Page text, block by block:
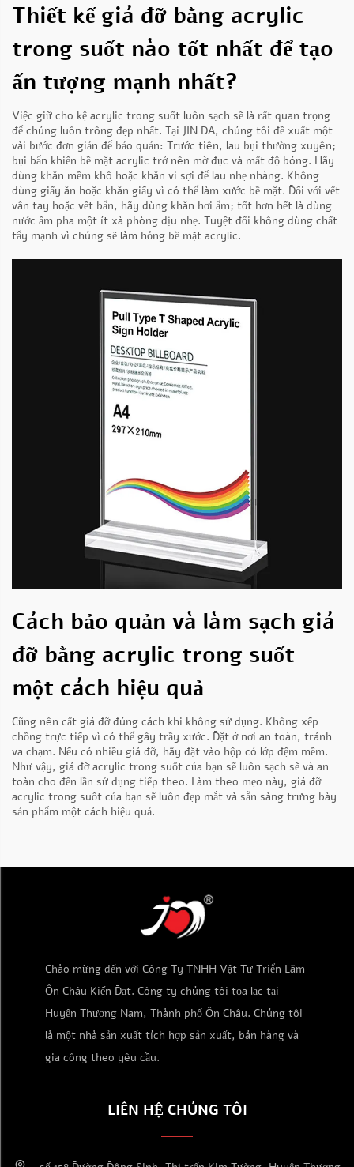
Thiết kế giá đỡ bằng acrylic
trong suốt nào tốt nhất để tạo
ấn tượng mạnh nhất?
Việc giữ cho kệ acrylic trong suốt luôn sạch sẽ là rất quan trọng
để chúng luôn trông đẹp nhất. Tại JIN DA, chúng tôi đề xuất một
vài bước đơn giản để bảo quản: Trước tiên, lau bụi thường xuyên;
bụi bẩn khiến bề mặt acrylic trở nên mờ đục và mất độ bóng. Hãy
dùng khăn mềm khô hoặc khăn vi sợi để lau nhẹ nhàng. Không
dùng giấy ăn hoặc khăn giấy vì có thể làm xước bề mặt. Đối với vết
vân tay hoặc vết bẩn, hãy dùng khăn hơi ẩm; tốt hơn hết là dùng
nước ấm pha một ít xà phòng dịu nhẹ. Tuyệt đối không dùng chất
tẩy mạnh vì chúng sẽ làm hỏng bề mặt acrylic.
Cách bảo quản và làm sạch giá
đỡ bằng acrylic trong suốt
một cách hiệu quả
Cũng nên cất giá đỡ đúng cách khi không sử dụng. Không xếp
chồng trực tiếp vì có thể gây trầy xước. Đặt ở nơi an toàn, tránh
va chạm. Nếu có nhiều giá đỡ, hãy đặt vào hộp có lớp đệm mềm.
Như vậy, giá đỡ acrylic trong suốt của bạn sẽ luôn sạch sẽ và an
toàn cho đến lần sử dụng tiếp theo. Làm theo mẹo này, giá đỡ
acrylic trong suốt của bạn sẽ luôn đẹp mắt và sẵn sàng trưng bày
sản phẩm một cách hiệu quả.
Chào mừng đến với Công Ty TNHH Vật Tư Triển Lãm
Ôn Châu Kiến Đạt. Công ty chúng tôi tọa lạc tại
Huyện Thương Nam, Thành phố Ôn Châu. Chúng tôi
là một nhà sản xuất tích hợp sản xuất, bán hàng và
gia công theo yêu cầu.
LIÊN HỆ CHÚNG TÔI